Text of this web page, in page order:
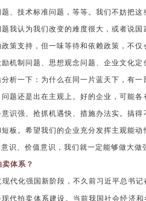
、技术标准问题，等等。我们不妨把
我认为我们改变的难度很大，或者说
策支持，但一味等待和依赖政策，不
机制问题、思想观念问题、企业文化
析一下：为什么在同一片蓝天下，有
题还是出在主观上。好的企业，可能
识强、抢抓机遇快、措施办法实。搞
板。希望我们的企业充分发挥主观能
识、价值意识，我们就一定能够做大做
体系？
代化强国新阶段，不久前习近平总书
代拍卖体系建设。当前我国社会经济